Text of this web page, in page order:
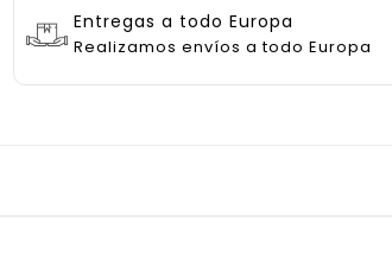
Entregas a todo Europa
Realizamos envíos a todo Europa